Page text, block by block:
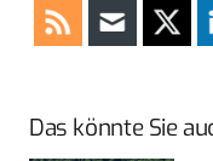
Das könnte Sie